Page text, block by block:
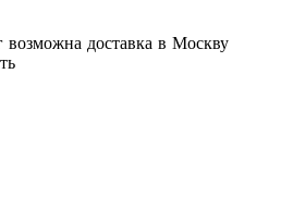
возможна доставка в Москву